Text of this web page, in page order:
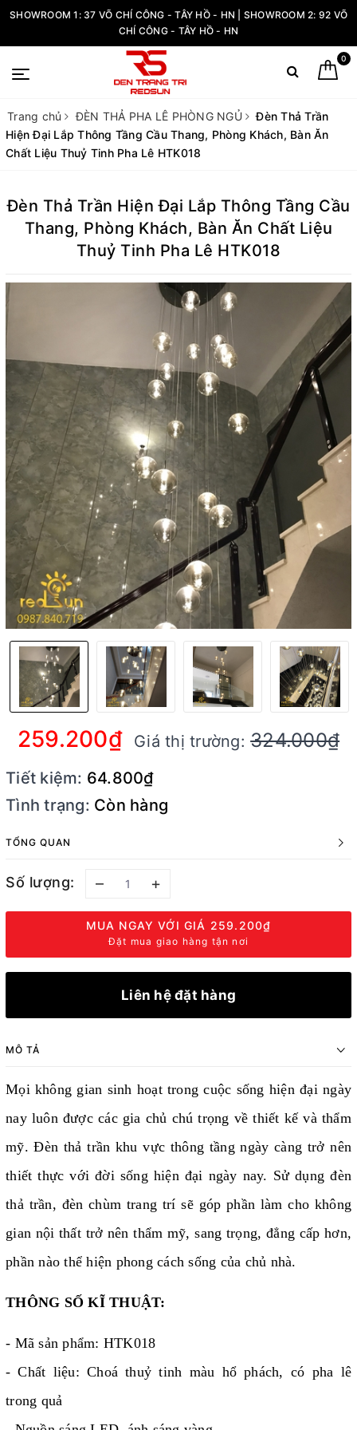
SHOWROOM 1: 37 VÕ CHÍ CÔNG - TÂY HỒ - HN | SHOWROOM 2: 92 VÕ
CHÍ CÔNG - TÂY HỒ - HN
0
Trang chủ ĐÈN THẢ PHA LÊ PHÒNG NGỦ
Đèn Thả Trần
Hiện Đại Lắp Thông Tầng Cầu Thang, Phòng Khách, Bàn Ăn
Chất Liệu Thuỷ Tinh Pha Lê HTK018
Đèn Thả Trần Hiện Đại Lắp Thông Tầng Cầu
Thang, Phòng Khách, Bàn Ăn Chất Liệu
Thuỷ Tinh Pha Lê HTK018
259.200₫ Giá thị trường:324.000₫
Tiết kiệm: 64.800₫
Tình trạng: Còn hàng
TỔNG QUAN
Số lượng: – +
MUA NGAY VỚI GIÁ 259.200₫
Đặt mua giao hàng tận nơi
Liên hệ đặt hàng
MÔ TẢ
Mọi không gian sinh hoạt trong cuộc sống hiện đại ngày
nay luôn được các gia chủ chú trọng về thiết kế và thẩm
mỹ. Đèn thả trần khu vực thông tầng ngày càng trở nên
thiết thực với đời sống hiện đại ngày nay. Sử dụng đèn
thả trần, đèn chùm trang trí sẽ góp phần làm cho không
gian nội thất trở nên thẩm mỹ, sang trọng, đẳng cấp hơn,
phần nào thể hiện phong cách sống của chủ nhà.
THÔNG SỐ KĨ THUẬT:
- Mã sản phẩm: HTK018
- Chất liệu: Choá thuỷ tinh màu hổ phách, có pha lê
trong quả